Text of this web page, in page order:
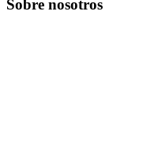
Sobre nosotros